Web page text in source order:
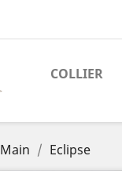
COLLIER
Main Eclipse